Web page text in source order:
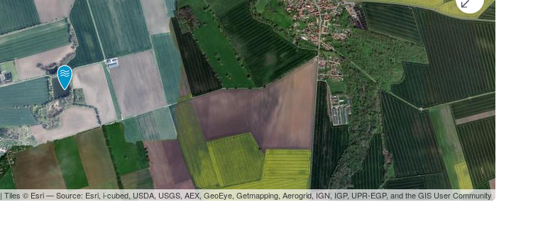
| Tiles © Esri — Source: Esri, i-cubed, USDA, USGS, AEX, GeoEye, Getmapping, Aerogrid, IGN, IGP, UPR-EGP, and the GIS User Community